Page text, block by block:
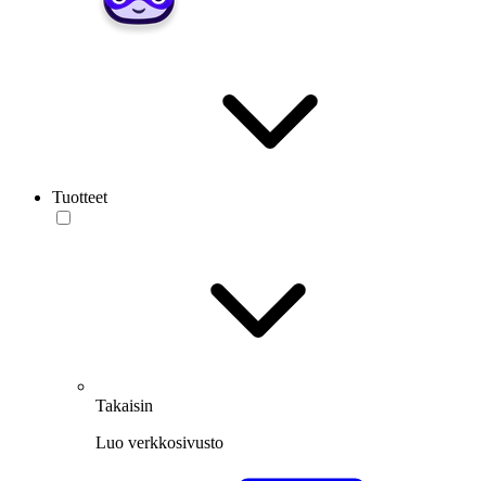
Tuotteet
Takaisin
Luo verkkosivusto